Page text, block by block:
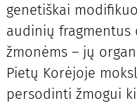
genetiškai
audinių fragmentus
žmonėms – jų
Pietų Korėjoje
persodinti žmogui